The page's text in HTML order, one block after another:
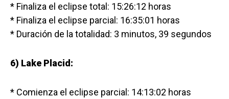
* Finaliza el eclipse total: 15:26:12 horas
* Finaliza el eclipse parcial: 16:35:01 horas
* Duración de la totalidad: 3 minutos, 39 segundos
6) Lake Placid:
* Comienza el eclipse parcial: 14:13:02 horas